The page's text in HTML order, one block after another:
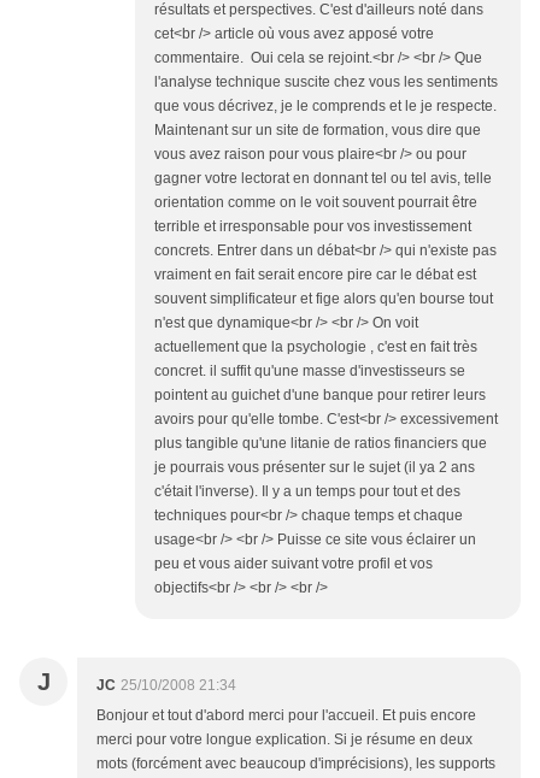
résultats et perspectives. C'est d'ailleurs noté dans
cet<br /> article où vous avez apposé votre
commentaire. Oui cela se rejoint.<br /> <br /> Que
l'analyse technique suscite chez vous les sentiments
que vous décrivez, je le comprends et le je respecte.
Maintenant sur un site de formation, vous dire que
vous avez raison pour vous plaire<br /> ou pour
gagner votre lectorat en donnant tel ou tel avis, telle
orientation comme on le voit souvent pourrait être
terrible et irresponsable pour vos investissement
concrets. Entrer dans un débat<br /> qui n'existe pas
vraiment en fait serait encore pire car le débat est
souvent simplificateur et fige alors qu'en bourse tout
n'est que dynamique<br /> <br /> On voit
actuellement que la psychologie , c'est en fait très
concret. il suffit qu'une masse d'investisseurs se
pointent au guichet d'une banque pour retirer leurs
avoirs pour qu'elle tombe. C'est<br /> excessivement
plus tangible qu'une litanie de ratios financiers que
je pourrais vous présenter sur le sujet (il ya 2 ans
c'était l'inverse). Il y a un temps pour tout et des
techniques pour<br /> chaque temps et chaque
usage<br /> <br /> Puisse ce site vous éclairer un
peu et vous aider suivant votre profil et vos
objectifs<br /> <br /> <br />
J JC 25/10/2008 21:34
Bonjour et tout d'abord merci pour l'accueil. Et puis encore
merci pour votre longue explication. Si je résume en deux
mots (forcément avec beaucoup d'imprécisions), les supports